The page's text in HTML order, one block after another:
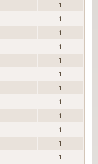
1
1
1
1
1
1
1
1
1
1
1
1